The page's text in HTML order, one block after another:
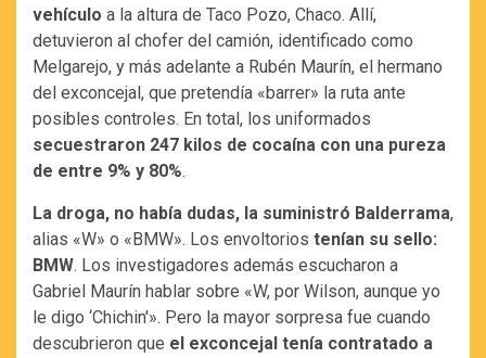
vehículo a la altura de Taco Pozo, Chaco. Allí,
detuvieron al chofer del camión, identificado como
Melgarejo, y más adelante a Rubén Maurín, el hermano
del exconcejal, que pretendía «barrer» la ruta ante
posibles controles. En total, los uniformados
secuestraron 247 kilos de cocaína con una pureza
de entre 9% y 80%.
La droga, no había dudas, la suministró Balderrama,
alias «W» o «BMW». Los envoltorios tenían su sello:
BMW. Los investigadores además escucharon a
Gabriel Maurín hablar sobre «W, por Wilson, aunque yo
le digo ‘Chichin'». Pero la mayor sorpresa fue cuando
descubrieron que el exconcejal tenía contratado a